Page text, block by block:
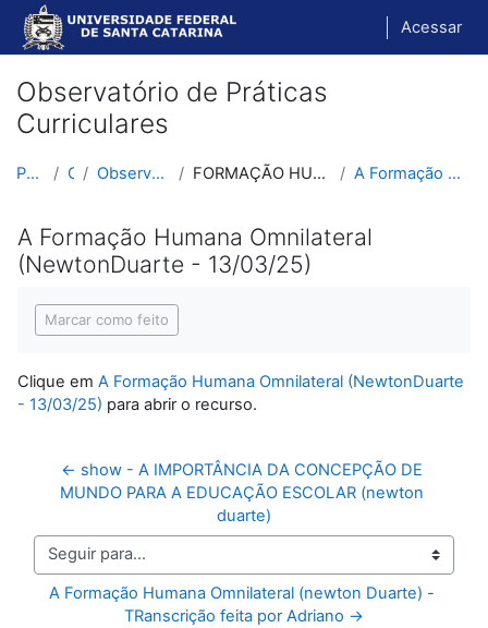
Ir para o conteúdo principal
Acessar
Observatório de Práticas
Curriculares
Página inicial Cursos Observatório de Práticas Curriculares FORMAÇÃO HUMANA INTEGRAL E OMINILATERAL - fundamentos A Formação Humana Omnilateral (NewtonDuarte - 13/0...
A Formação Humana Omnilateral
(NewtonDuarte - 13/03/25)
Marcar como feito
Clique em A Formação Humana Omnilateral (NewtonDuarte
- 13/03/25) para abrir o recurso.
← show - A IMPORTÂNCIA DA CONCEPÇÃO DE
MUNDO PARA A EDUCAÇÃO ESCOLAR (newton
duarte)
Seguir para...
A Formação Humana Omnilateral (newton Duarte) -
TRanscrição feita por Adriano →